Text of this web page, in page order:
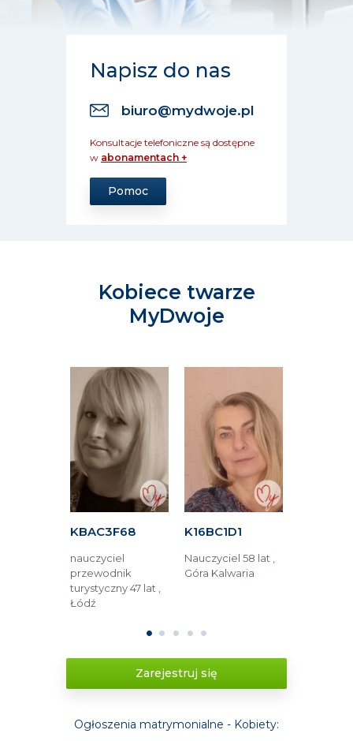
Napisz do nas
biuro@mydwoje.pl
Konsultacje telefoniczne są dostępne
w abonamentach +
Pomoc
Kobiece twarze
MyDwoje
KBAC3F68
nauczyciel
przewodnik
turystyczny 47 lat ,
Łódź
K16BC1D1
Nauczyciel 58 lat ,
Góra Kalwaria
1 2 3 4 5
Zarejestruj się
Ogłoszenia matrymonialne - Kobiety: